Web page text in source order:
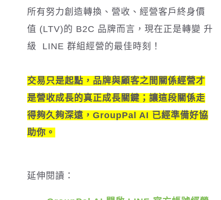
所有努力創造轉換、營收、經營客戶終身價
值 (LTV)的 B2C 品牌而言，現在正是轉變 升
級 LINE 群組經營的最佳時刻！
交易只是起點，品牌與顧客之間關係經營才
是營收成長的真正成長關鍵；讓這段關係走
得夠久夠深遠，GroupPal AI 已經準備好協
助你。
延伸閱讀：